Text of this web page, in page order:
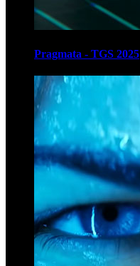
Pragmata - TGS 2025